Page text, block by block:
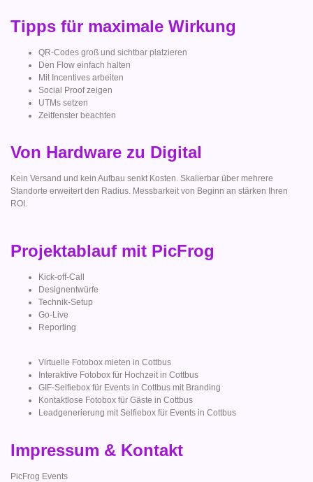
Tipps für maximale Wirkung
QR-Codes groß und sichtbar platzieren
Den Flow einfach halten
Mit Incentives arbeiten
Social Proof zeigen
UTMs setzen
Zeitfenster beachten
Von Hardware zu Digital
Kein Versand und kein Aufbau senkt Kosten. Skalierbar über mehrere
Standorte erweitert den Radius. Messbarkeit von Beginn an stärken Ihren
ROI.
Projektablauf mit PicFrog
Kick-off-Call
Designentwürfe
Technik-Setup
Go-Live
Reporting
Virtuelle Fotobox mieten in Cottbus
Interaktive Fotobox für Hochzeit in Cottbus
GIF-Selfiebox für Events in Cottbus mit Branding
Kontaktlose Fotobox für Gäste in Cottbus
Leadgenerierung mit Selfiebox für Events in Cottbus
Impressum & Kontakt
PicFrog Events